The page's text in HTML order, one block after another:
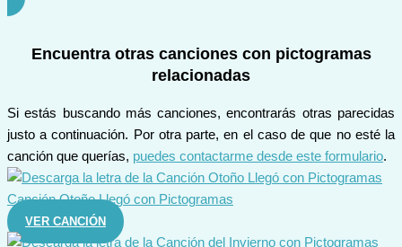
Encuentra otras canciones con pictogramas
relacionadas
Si estás buscando más canciones, encontrarás otras parecidas
justo a continuación. Por otra parte, en el caso de que no esté la
canción que querías, puedes contactarme desde este formulario.
Canción Otoño Llegó con Pictogramas
VER CANCIÓN